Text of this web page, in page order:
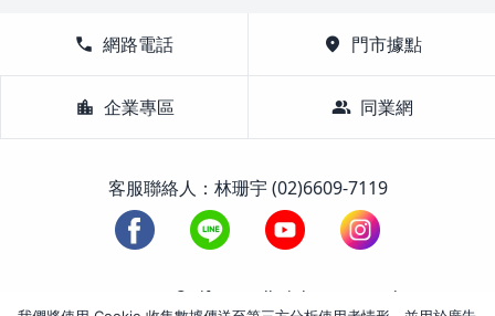
call 網路電話 location_on 門市據點
location_city 企業專區 group 同業網
客服聯絡人：林珊宇 (02)6609-7119
1988-2026 © Lifetour All Rights Reserved.